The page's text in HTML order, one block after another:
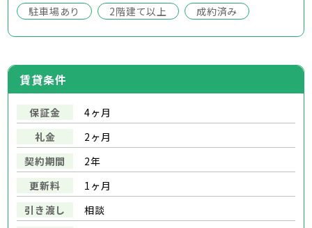
駐車場あり 2階建て以上 成約済み
賃貸条件
保証金
4ヶ月
礼金
2ヶ月
契約期間
2年
更新料
1ヶ月
引き渡し
相談